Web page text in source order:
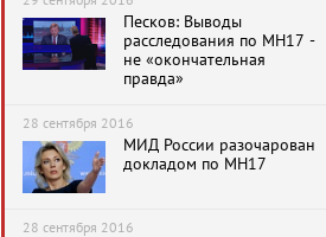
Песков: Выводы
расследования по MH17 -
не «окончательная
правда»
28 сентября 2016
МИД России разочарован
докладом по МН17
28 сентября 2016